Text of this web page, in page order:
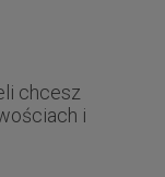
chcesz
i